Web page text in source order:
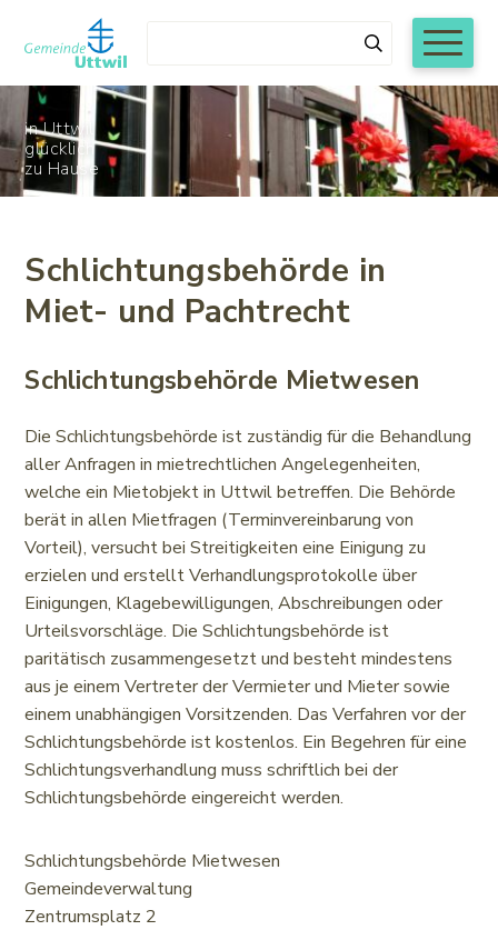
Navigieren in Uttwil
Schnellnavigation
Suchen
in Uttwil
glücklich
zu Hause
Schlichtungsbehörde in
Miet- und Pachtrecht
Juli bis und mit Freitag, 7. August 2026 werden
die Schalteröffnungszeiten der
Montag bis Donnerstag 8.00 bis 11.30 Uhr
nachmittags und freitags geschlossen
Schlichtungsbehörde Mietwesen
Die Schlichtungsbehörde ist zuständig für die Behandlung
aller Anfragen in mietrechtlichen Angelegenheiten,
welche ein Mietobjekt in Uttwil betreffen. Die Behörde
berät in allen Mietfragen (Terminvereinbarung von
Vorteil), versucht bei Streitigkeiten eine Einigung zu
erzielen und erstellt Verhandlungsprotokolle über
Einigungen, Klagebewilligungen, Abschreibungen oder
Urteilsvorschläge. Die Schlichtungsbehörde ist
paritätisch zusammengesetzt und besteht mindestens
aus je einem Vertreter der Vermieter und Mieter sowie
einem unabhängigen Vorsitzenden. Das Verfahren vor der
Schlichtungsbehörde ist kostenlos. Ein Begehren für eine
Schlichtungsverhandlung muss schriftlich bei der
Schlichtungsbehörde eingereicht werden.
Schlichtungsbehörde Mietwesen
Gemeindeverwaltung
Zentrumsplatz 2